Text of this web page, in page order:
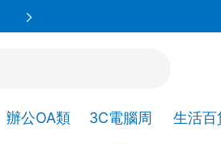
辦公OA類 3C電腦周 生活百